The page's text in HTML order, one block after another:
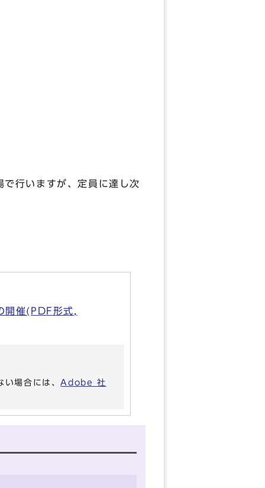
行いますが、定員に達し次
開催(PDF形式,
い場合には、Adobe 社